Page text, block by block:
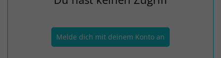
Melde dich mit deinem Konto an